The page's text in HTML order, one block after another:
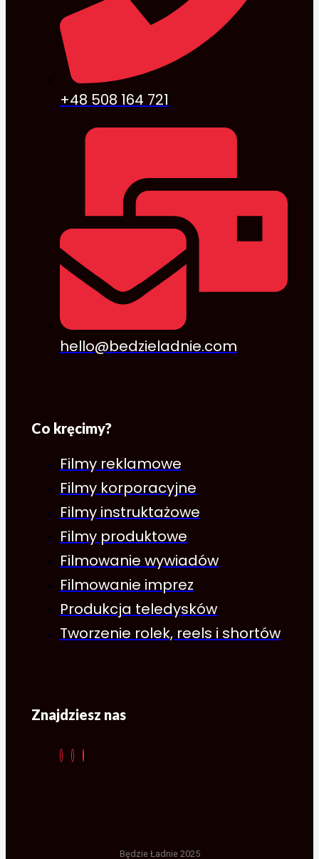
+48 508 164 721
hello@bedzieladnie.com
Co kręcimy?
Filmy reklamowe
Filmy korporacyjne
Filmy instruktażowe
Filmy produktowe
Filmowanie wywiadów
Filmowanie imprez
Produkcja teledysków
Tworzenie rolek, reels i shortów
Znajdziesz nas
Będzie Ładnie 2025